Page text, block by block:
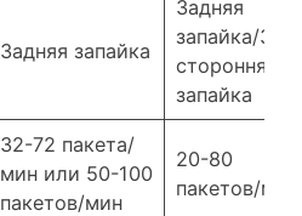
Задняя запайка
Задняя
запайка/3-
сторонняя
запайка
32-72 пакета/
мин или 50-100
пакетов/мин
20-80
пакетов/мин